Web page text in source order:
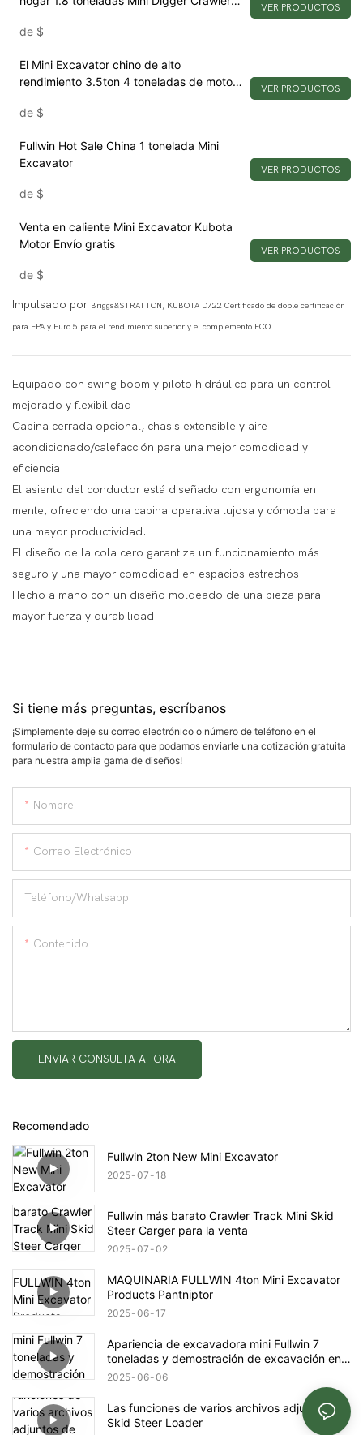
de $
VER PRODUCTOS
El Mini Excavator chino de alto
rendimiento 3.5ton 4 toneladas de motor
de $
VER PRODUCTOS
Fullwin Hot Sale China 1 tonelada Mini
Excavator
de $
VER PRODUCTOS
Venta en caliente Mini Excavator Kubota
Motor Envío gratis
de $
VER PRODUCTOS
Impulsado por Briggs&STRATTON, KUBOTA D722 Certificado de doble certificación
para EPA y Euro 5 para el rendimiento superior y el complemento ECO
Equipado con swing boom y piloto hidráulico para un control
mejorado y flexibilidad
Cabina cerrada opcional, chasis extensible y aire
acondicionado/calefacción para una mejor comodidad y
eficiencia
El asiento del conductor está diseñado con ergonomía en
mente, ofreciendo una cabina operativa lujosa y cómoda para
una mayor productividad.
El diseño de la cola cero garantiza un funcionamiento más
seguro y una mayor comodidad en espacios estrechos.
Hecho a mano con un diseño moldeado de una pieza para
mayor fuerza y ​​durabilidad.
Si tiene más preguntas, escríbanos
¡Simplemente deje su correo electrónico o número de teléfono en el
formulario de contacto para que podamos enviarle una cotización gratuita
para nuestra amplia gama de diseños!
Nombre
Correo Electrónico
Teléfono/whatsapp
Contenido
ENVIAR CONSULTA AHORA
Recomendado
Fullwin 2ton New Mini Excavator
2025 07 18
Fullwin más barato Crawler Track Mini Skid
Steer Carger para la venta
2025 07 02
MAQUINARIA FULLWIN 4ton Mini Excavator
Products Pantniptor
2025 06 17
Apariencia de excavadora mini Fullwin 7
toneladas y demostración de excavación en
el sitio
2025 06 06
Las funciones de varios archivos adjuntos de
Skid Steer Loader